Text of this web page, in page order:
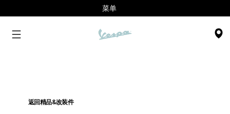
菜单
返回精品&改装件